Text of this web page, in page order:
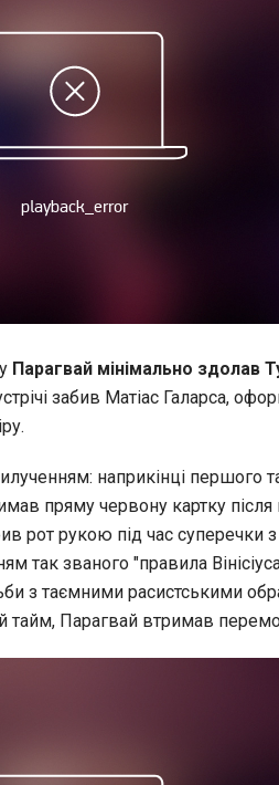
Парагвай мінімально здолав
забив Матіас Галарса,
наприкінці першого
пряму червону картку
рот рукою під час суперечки
так званого "правила
з таємними расистськими
тайм, Парагвай втримав